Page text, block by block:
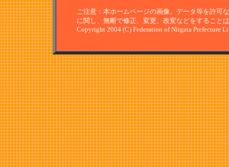
ご注意：本ホームページの画像、データ等を許可
に関し、無断で修正、変更、改変などをすること
Copyright 2004 (C) Federation of Niigata Prefecture